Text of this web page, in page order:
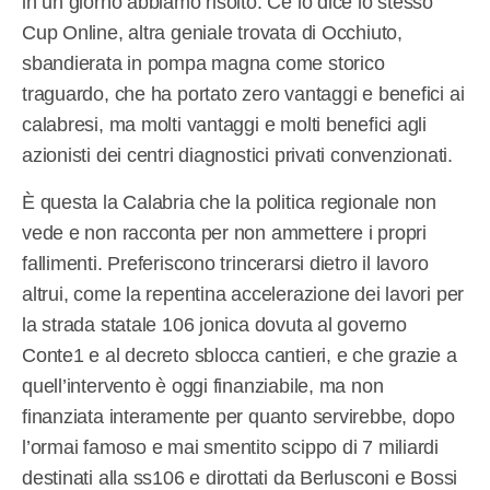
Cup Online, altra geniale trovata di Occhiuto,
sbandierata in pompa magna come storico
traguardo, che ha portato zero vantaggi e benefici ai
calabresi, ma molti vantaggi e molti benefici agli
azionisti dei centri diagnostici privati convenzionati.
È questa la Calabria che la politica regionale non
vede e non racconta per non ammettere i propri
fallimenti. Preferiscono trincerarsi dietro il lavoro
altrui, come la repentina accelerazione dei lavori per
la strada statale 106 jonica dovuta al governo
Conte1 e al decreto sblocca cantieri, e che grazie a
quell’intervento è oggi finanziabile, ma non
finanziata interamente per quanto servirebbe, dopo
l’ormai famoso e mai smentito scippo di 7 miliardi
destinati alla ss106 e dirottati da Berlusconi e Bossi